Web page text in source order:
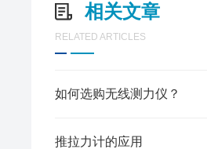
相关文章
RELATED ARTICLES
如何选购无线测力仪？
推拉力计的应用